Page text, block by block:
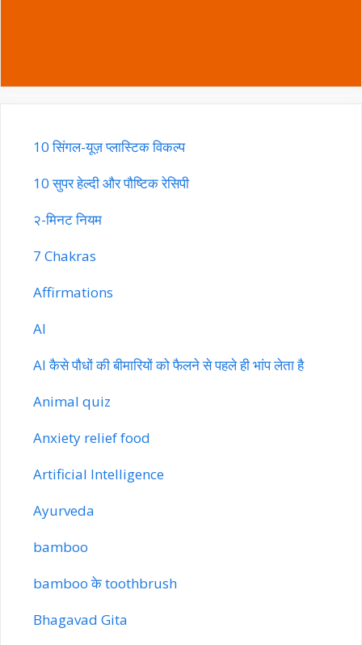
10 सिंगल-यूज़ प्लास्टिक विकल्प
10 सुपर हेल्दी और पौष्टिक रेसिपी
२-मिनट नियम
7 Chakras
Affirmations
AI
AI कैसे पौधों की बीमारियों को फैलने से पहले ही भांप लेता है
Animal quiz
Anxiety relief food
Artificial Intelligence
Ayurveda
bamboo
bamboo के toothbrush
Bhagavad Gita